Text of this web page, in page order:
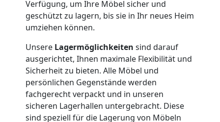
Verfügung, um Ihre Möbel sicher und
geschützt zu lagern, bis sie in Ihr neues Heim
umziehen können.
Unsere Lagermöglichkeiten sind darauf
ausgerichtet, Ihnen maximale Flexibilität und
Sicherheit zu bieten. Alle Möbel und
persönlichen Gegenstände werden
fachgerecht verpackt und in unseren
sicheren Lagerhallen untergebracht. Diese
sind speziell für die Lagerung von Möbeln
Umzug